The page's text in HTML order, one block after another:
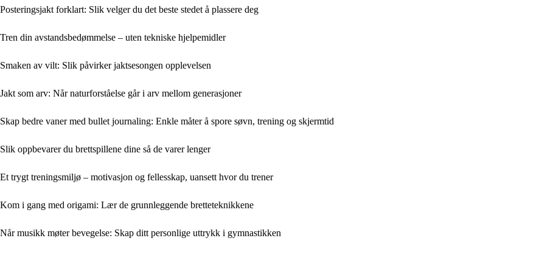
Posteringsjakt forklart: Slik velger du det beste stedet å plassere deg
Tren din avstandsbedømmelse – uten tekniske hjelpemidler
Smaken av vilt: Slik påvirker jaktsesongen opplevelsen
Jakt som arv: Når naturforståelse går i arv mellom generasjoner
Skap bedre vaner med bullet journaling: Enkle måter å spore søvn, trening og skjermtid
Slik oppbevarer du brettspillene dine så de varer lenger
Et trygt treningsmiljø – motivasjon og fellesskap, uansett hvor du trener
Kom i gang med origami: Lær de grunnleggende bretteteknikkene
Når musikk møter bevegelse: Skap ditt personlige uttrykk i gymnastikken